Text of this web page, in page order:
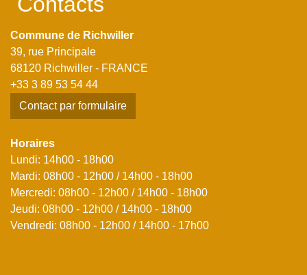
Commune de Richwiller
39, rue Principale
68120 Richwiller - FRANCE
+33 3 89 53 54 44
Contact par formulaire
Horaires
Lundi: 14h00 - 18h00
Mardi: 08h00 - 12h00 / 14h00 - 18h00
Mercredi: 08h00 - 12h00 / 14h00 - 18h00
Jeudi: 08h00 - 12h00 / 14h00 - 18h00
Vendredi: 08h00 - 12h00 / 14h00 - 17h00